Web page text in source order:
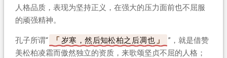
人格品质，表现为坚持正义，在强大的压力面前也不屈服
的顽强精神。
孔子所谓“ 岁寒，然后知松柏之后凋也
”，就是借赞
美松柏凌霜而傲然独立的资质，来歌颂坚贞不屈的人格；